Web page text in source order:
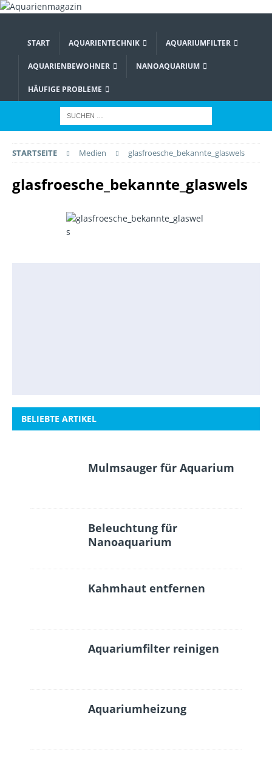
START AQUARIENTECHNIK AQUARIUMFILTER
AQUARIENBEWOHNER NANOAQUARIUM
HÄUFIGE PROBLEME
STARTSEITE Medien glasfroesche_bekannte_glaswels
glasfroesche_bekannte_glaswels
BELIEBTE ARTIKEL
Mulmsauger für Aquarium
Beleuchtung für
Nanoaquarium
Kahmhaut entfernen
Aquariumfilter reinigen
Aquariumheizung